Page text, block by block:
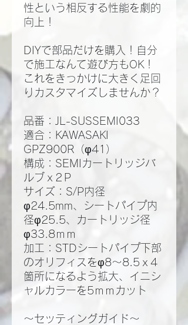
性という相反する性能を劇的
向上！
DIYで部品だけを購入！自分
で施工なんて遊び方もOK！
これをきっかけに大きく足回
りカスタマイズしませんか？
品番：JL-SUSSEMI033
適合：KAWASAKI
GPZ900R（φ41）
構成：SEMIカートリッジバ
ルブｘ2Ｐ
サイズ：S/P内径
φ24.5mm、シートパイプ内
径φ25.5、カートリッジ径
φ33.8ｍｍ
加工：STDシートパイプ下部
のオリフィスをφ8～8.5ｘ4
箇所になるよう拡大、イニシ
ャルカラーを5ｍｍカット
～セッティングガイド～